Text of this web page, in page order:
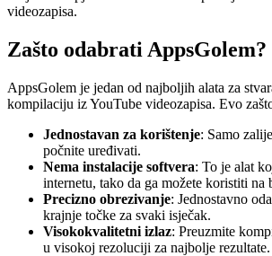
videozapisa.
Zašto odabrati AppsGolem?
AppsGolem je jedan od najboljih alata za
kompilaciju iz YouTube videozapisa. Evo
Jednostavan za korištenje: Samo
počnite uređivati.
Nema instalacije softvera: To je alat
internetu, tako da ga možete koristiti na
Precizno obrezivanje: Jednostavno
krajnje točke za svaki isječak.
Visokokvalitetni izlaz: Preuzmite
u visokoj rezoluciji za najbolje rezultate.